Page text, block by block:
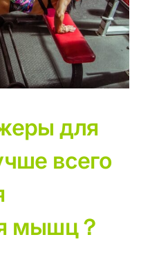
для
всего
мышц？